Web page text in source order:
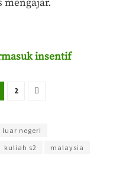
mengajar.
insentif
2
luar negeri
kuliah s2 malaysia